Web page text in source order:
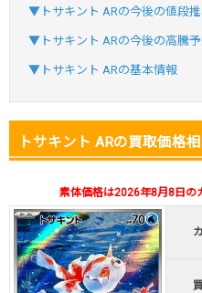
おりパンダ
・新規登録で6
小口で
・新規登録で無
・初回購入は
TVCM
▼トサキント ARの今後の値段
▼トサキント ARの今後の高騰
▼トサキント ARの基本情報
トサキント ARの買取価格
素体価格は2026年8月8日の